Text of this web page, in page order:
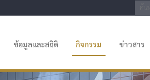
ข้อมูลและสถิติ กิจกรรม ข่าวสาร